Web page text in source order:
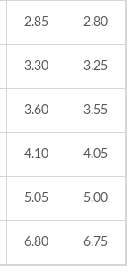
2.85 2.80
3.30 3.25
3.60 3.55
4.10 4.05
5.05 5.00
6.80 6.75